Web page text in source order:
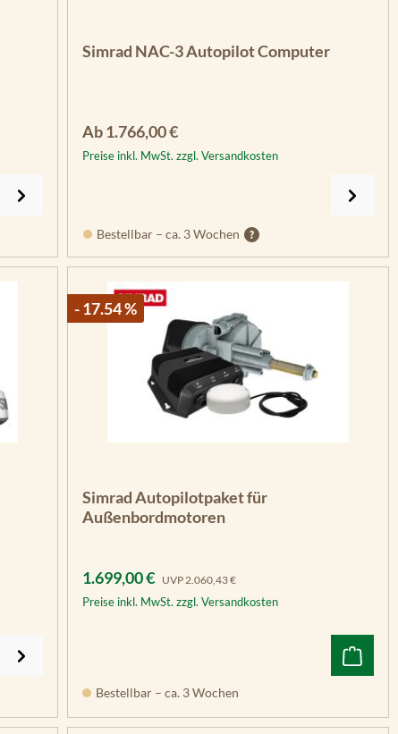
Simrad NAC-3 Autopilot Computer
Regulärer Preis:
Ab1.766,00 €
Preise inkl. MwSt. zzgl. Versandkosten
Bestellbar – ca. 3 Wochen
- 17.54 %
Simrad Autopilotpaket für
Außenbordmotoren
Verkaufspreis:
1.699,00 € UVP Regulärer Preis:
2.060,43 €
Preise inkl. MwSt. zzgl. Versandkosten
Bestellbar – ca. 3 Wochen